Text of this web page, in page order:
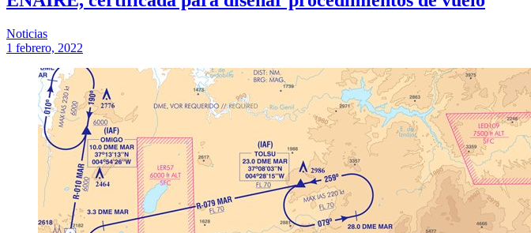
Noticias
1 febrero, 2022